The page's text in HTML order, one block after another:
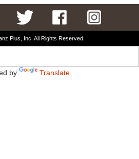
Plus, Inc. All Rights Reserved.
by Translate